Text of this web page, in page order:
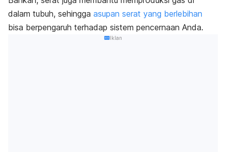
dalam tubuh, sehingga asupan serat yang berlebihan
bisa berpengaruh terhadap sistem pencernaan Anda.
Iklan